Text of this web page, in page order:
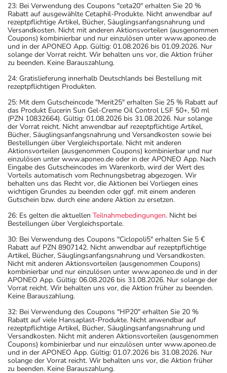
23: Bei Verwendung des Coupons "ceta20" erhalten Sie 20 %
Rabatt auf ausgewählte Cetaphil-Produkte. Nicht anwendbar auf
rezeptpflichtige Artikel, Bücher, Säuglingsanfangsnahrung und
Versandkosten. Nicht mit anderen Aktionsvorteilen (ausgenommen
Coupons) kombinierbar und nur einzulösen unter www.aponeo.de
und in der APONEO App. Gültig: 01.08.2026 bis 01.09.2026. Nur
solange der Vorrat reicht. Wir behalten uns vor, die Aktion früher
zu beenden. Keine Barauszahlung.
24: Gratislieferung innerhalb Deutschlands bei Bestellung mit
rezeptpflichtigen Produkten.
25: Mit dem Gutscheincode "Merit25" erhalten Sie 25 % Rabatt auf
das Produkt Eucerin Sun Gel-Creme Oil Control LSF 50+, 50 ml
(PZN 10832664). Gültig: 01.08.2026 bis 31.08.2026. Nur solange
der Vorrat reicht. Nicht anwendbar auf rezeptpflichtige Artikel,
Bücher, Säuglingsanfangsnahrung und Versandkosten sowie bei
Bestellungen über Vergleichsportale. Nicht mit anderen
Aktionsvorteilen (ausgenommen Coupons) kombinierbar und nur
einzulösen unter www.aponeo.de oder in der APONEO App. Nach
Eingabe des Gutscheincodes im Warenkorb, wird der Wert des
Vorteils automatisch vom Rechnungsbetrag abgezogen. Wir
behalten uns das Recht vor, die Aktionen bei Vorliegen eines
wichtigen Grundes zu beenden oder ggf. mit einem anderen
Gutschein bzw. durch eine andere Aktion zu ersetzen.
26: Es gelten die aktuellen Teilnahmebedingungen. Nicht bei
Bestellungen über Vergleichsportale.
30: Bei Verwendung des Coupons "Ciclopoli5" erhalten Sie 5 €
Rabatt auf PZN 8907142. Nicht anwendbar auf rezeptpflichtige
Artikel, Bücher, Säuglingsanfangsnahrung und Versandkosten.
Nicht mit anderen Aktionsvorteilen (ausgenommen Coupons)
kombinierbar und nur einzulösen unter www.aponeo.de und in der
APONEO App. Gültig: 06.08.2026 bis 31.08.2026. Nur solange der
Vorrat reicht. Wir behalten uns vor, die Aktion früher zu beenden.
Keine Barauszahlung.
32: Bei Verwendung des Coupons "HP20" erhalten Sie 20 %
Rabatt auf viele Hansaplast-Produkte. Nicht anwendbar auf
rezeptpflichtige Artikel, Bücher, Säuglingsanfangsnahrung und
Versandkosten. Nicht mit anderen Aktionsvorteilen (ausgenommen
Coupons) kombinierbar und nur einzulösen unter www.aponeo.de
und in der APONEO App. Gültig: 01.07.2026 bis 31.08.2026. Nur
solange der Vorrat reicht. Wir behalten uns vor, die Aktion früher
zu beenden. Keine Barauszahlung.